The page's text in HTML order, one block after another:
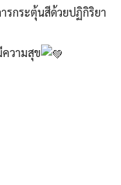
รกระตุ้นสีด้วยปฏิกิริยา
ความสุข